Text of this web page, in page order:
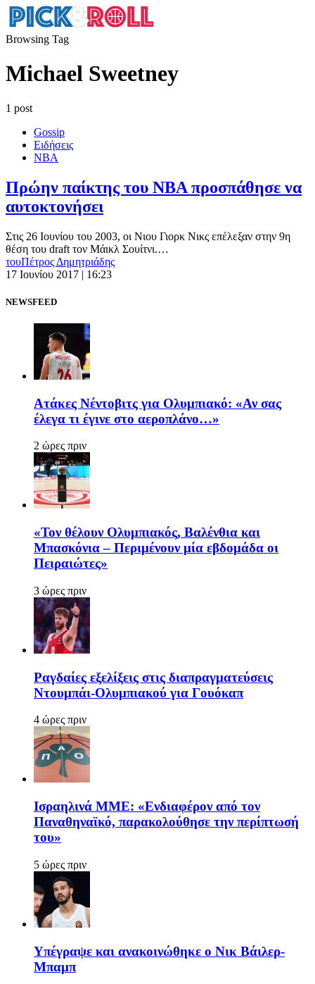
Browsing Tag
Michael Sweetney
1 post
Gossip
Ειδήσεις
ΝΒΑ
Πρώην παίκτης του ΝΒΑ προσπάθησε να
αυτοκτονήσει
Στις 26 Ιουνίου του 2003, οι Νιου Γιορκ Νικς επέλεξαν στην 9η
θέση του draft τον Μάικλ Σουίτνι.…
τουΠέτρος Δημητριάδης
17 Ιουνίου 2017 | 16:23
NEWSFEED
Ατάκες Νέντοβιτς για Ολυμπιακό: «Αν σας
έλεγα τι έγινε στο αεροπλάνο…»
2 ώρες πριν
«Τον θέλουν Ολυμπιακός, Βαλένθια και
Μπασκόνια – Περιμένουν μία εβδομάδα οι
Πειραιώτες»
3 ώρες πριν
Ραγδαίες εξελίξεις στις διαπραγματεύσεις
Ντουμπάι-Ολυμπιακού για Γουόκαπ
4 ώρες πριν
Ισραηλινά ΜΜΕ: «Ενδιαφέρον από τον
Παναθηναϊκό, παρακολούθησε την περίπτωσή
του»
5 ώρες πριν
Υπέγραψε και ανακοινώθηκε ο Νικ Βάιλερ-
Μπαμπ